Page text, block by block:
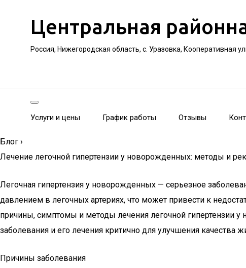
Центральная
Россия, Нижегородская область, с. Уразовка, Кооперативная
Услуги и цены График работы Отзывы
Блог ›
Лечение легочной гипертензии у новорожденных: методы и
Легочная гипертензия у новорожденных — серьезное
давлением в легочных артериях, что может привести к
причины, симптомы и методы лечения легочной гипертензии
заболевания и его лечения критично для улучшения
Причины заболевания